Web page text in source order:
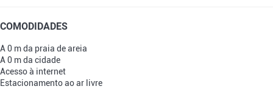
COMODIDADES
A 0 m da praia de areia
A 0 m da cidade
Acesso à internet
Estacionamento ao ar livre